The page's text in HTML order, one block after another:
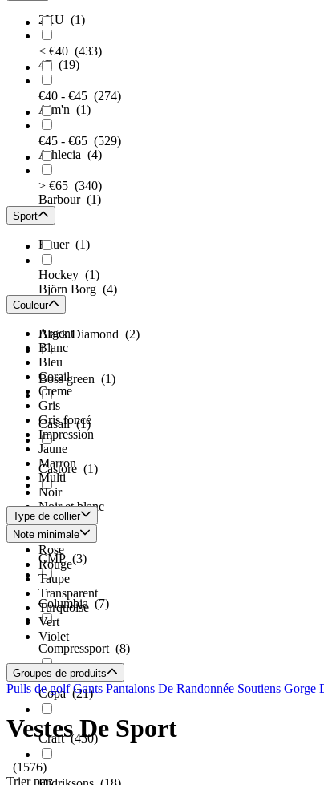
2XU (1)
4F (19)
Aim'n (1)
Athlecia (4)
Barbour (1)
Bauer (1)
Björn Borg (4)
Black Diamond (2)
Boss green (1)
Casall(1)
Castore (1)
CCM(2)
CMP (3)
Columbia (7)
Compressport (8)
Copa(21)
Craft(430)
< €40 (433)
€40 - €45 (274)
€45 - €65 (529)
> €65 (340)
Sport
Hockey (1)
Couleur
Argent
Blanc
Bleu
Corail
Creme
Gris
Gris foncé
Impression
Jaune
Marron
Multi
Noir
Noir et blanc
Or
Orange
Rose
Rouge
Taupe
Transparent
Turquoise
Vert
Violet
Type de collier
Note minimale
Groupes de produits
Pulls de golfGants Pantalons De Randonnée Soutiens Gorge
Vestes De Sport
(1576)
Trier par: